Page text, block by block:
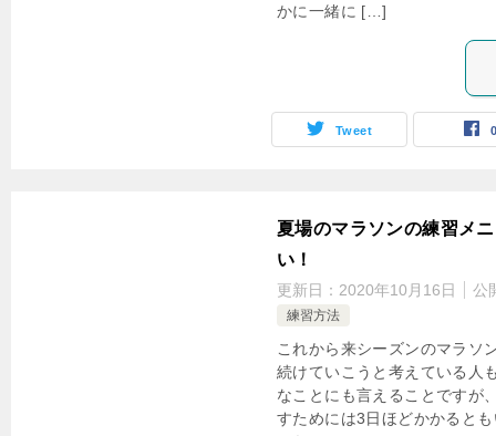
かに一緒に […]
Tweet
夏場のマラソンの練習メ
い！
更新日： 2020年10月16日 公
練習方法
これから来シーズンのマラソ
続けていこうと考えている人
なことにも言えることですが
すためには3日ほどかかると